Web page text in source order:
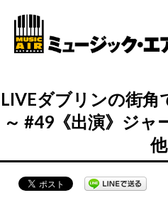
LIVEダブリンの街角
～ #49《出演》ジャ
他